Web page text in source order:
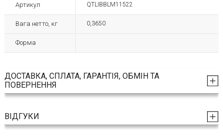
Артикул QTLIBBLM11522
Вага нетто, кг 0,3650
Форма
ДОСТАВКА, СПЛАТА, ГАРАНТІЯ, ОБМІН ТА
ПОВЕРНЕННЯ
ВІДГУКИ